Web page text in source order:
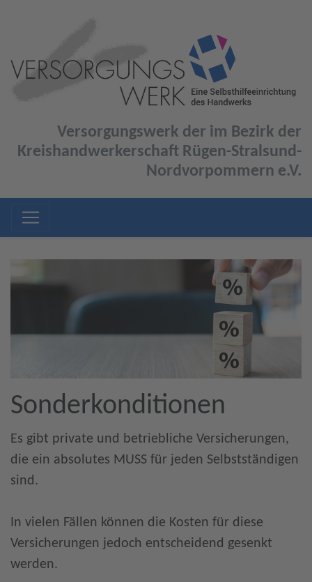
Versorgungswerk der im Bezirk der
Kreishandwerkerschaft Rügen-Stralsund-
Nordvorpommern e.V.
Sonderkonditionen
Es gibt private und betriebliche Versicherungen,
die ein absolutes MUSS für jeden Selbstständigen
sind.
In vielen Fällen können die Kosten für diese
Versicherungen jedoch entscheidend gesenkt
werden.